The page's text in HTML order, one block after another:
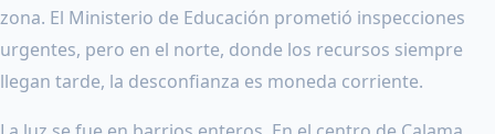
zona. El Ministerio de Educación prometió inspecciones
urgentes, pero en el norte, donde los recursos siempre
llegan tarde, la desconfianza es moneda corriente.